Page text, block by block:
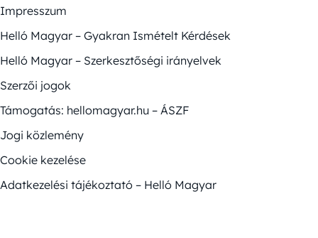
Impresszum
Helló Magyar – Gyakran Ismételt Kérdések
Helló Magyar – Szerkesztőségi irányelvek
Szerzői jogok
Támogatás: hellomagyar.hu – ÁSZF
Jogi közlemény
Cookie kezelése
Adatkezelési tájékoztató – Helló Magyar